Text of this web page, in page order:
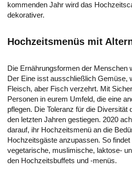
kommenden Jahr wird das
dekorativer.
Hochzeitsmenüs mit
Die Ernährungsformen der Menschen
Der Eine isst ausschließlich Gemüse,
Fleisch, aber Fisch verzehrt. Mit
Personen in eurem Umfeld, die eine
pflegen. Die Toleranz für die Diversität
den letzten Jahren gestiegen. 2020
darauf, ihr Hochzeitsmenü an die
Hochzeitsgäste anzupassen. So findet
vegetarische, muslimische, laktose-
den Hochzeitsbuffets und -menüs.